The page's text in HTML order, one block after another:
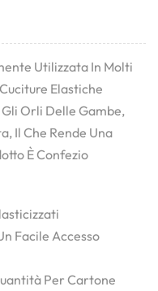
Utilizzata In Molti
Elastiche
Orli Delle Gambe,
Il Che Rende Una
È Confezio
Facile Accesso
Per Cartone